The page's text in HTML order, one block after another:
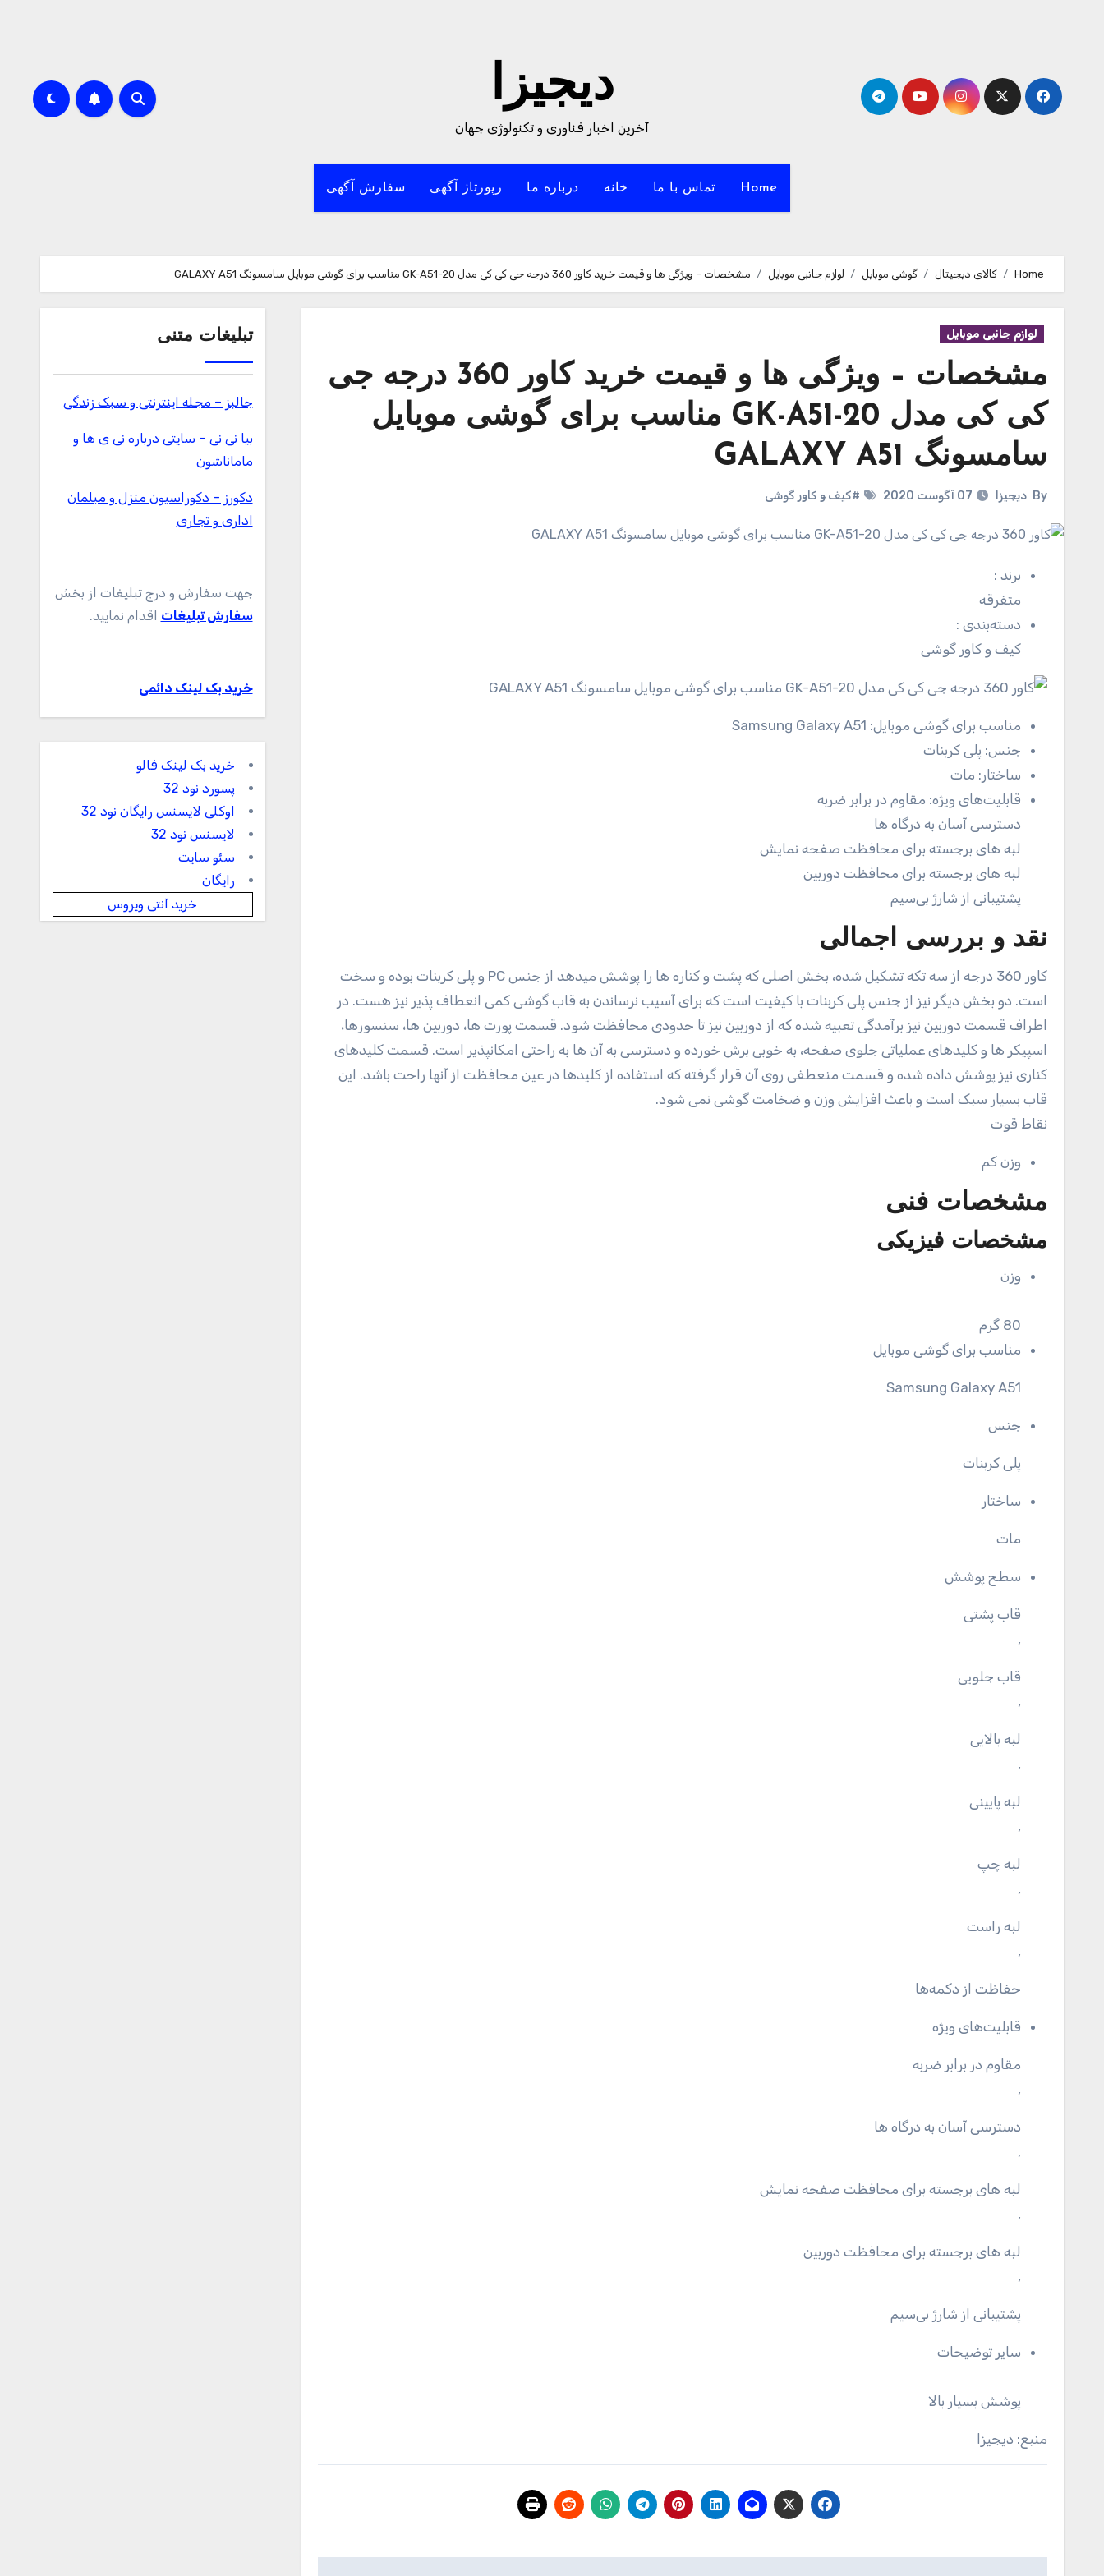
دیجیزا
آخرین اخبار فناوری و تکنولوژی جهان
Home تماس با ما خانه درباره ما رپورتاژ آگهی سفارش آگهی
Home کالای دیجیتال گوشی موبایل لوازم جانبی موبایل مشخصات – ویژگی ها و قیمت خرید کاور 360 درجه جی کی کی مدل GK-A51-20 مناسب برای گوشی موبایل سامسونگ GALAXY A51
لوازم جانبی موبایل
مشخصات – ویژگی ها و قیمت خرید کاور 360 درجه جی
کی کی مدل GK-A51-20 مناسب برای گوشی موبایل
سامسونگ GALAXY A51
By دیجیزا 07 آگوست 2020 #کیف و کاور گوشی
برند :
متفرقه
دسته‌بندی :
کیف و کاور گوشی
مناسب برای گوشی موبایل: Samsung Galaxy A51
جنس: پلی کربنات
ساختار: مات
قابلیت‌های ویژه: مقاوم در برابر ضربه
دسترسی آسان به درگاه ها
لبه های برجسته برای محافظت صفحه نمایش
لبه های برجسته برای محافظت دوربین
پشتیبانی از شارژ بی‌سیم
نقد و بررسی اجمالی
کاور 360 درجه از سه تکه تشکیل شده، بخش اصلی که پشت و کناره ها را پوشش میدهد از جنس PC و پلی کربنات بوده و سخت
است. دو بخش دیگر نیز از جنس پلی کربنات با کیفیت است که برای آسیب نرساندن به قاب گوشی کمی انعطاف پذیر نیز هست. در
اطراف قسمت دوربین نیز برآمدگی تعبیه شده که از دوربین نیز تا حدودی محافظت شود. قسمت پورت ها، دوربین ها، سنسورها،
اسپیکر ها و کلیدهای عملیاتی جلوی صفحه، به خوبی برش خورده و دسترسی به آن ها به راحتی امکانپذیر است. قسمت کلیدهای
کناری نیز پوشش داده شده و قسمت منعطفی روی آن قرار گرفته که استفاده از کلیدها در عین محافظت از آنها راحت باشد. این
قاب بسیار سبک است و باعث افزایش وزن و ضخامت گوشی نمی شود.
نقاط قوت
وزن کم
مشخصات فنی
مشخصات فیزیکی
وزن
80 گرم
مناسب برای گوشی موبایل
Samsung Galaxy A51
جنس
پلی کربنات
ساختار
مات
سطح پوشش
قاب پشتی
,
قاب جلویی
,
لبه بالایی
,
لبه پایینی
,
لبه چپ
,
لبه راست
,
حفاظت از دکمه‌ها
قابلیت‌های ویژه
مقاوم در برابر ضربه
,
دسترسی آسان به درگاه ها
,
لبه های برجسته برای محافظت صفحه نمایش
,
لبه های برجسته برای محافظت دوربین
,
پشتیبانی از شارژ بی‌سیم
سایر توضیحات
پوشش بسیار بالا
منبع: دیجیزا
تبلیغات متنی
جالبز – مجله اینترنتی و سبک زندگی
بیا نی نی – سایتی درباره نی ی ها و
ماماناشون
دکورز – دکوراسیون منزل و مبلمان
اداری و تجاری
جهت سفارش و درج تبلیغات از بخش
سفارش تبلیغات اقدام نمایید.
خرید بک لینک دائمی
خرید بک لینک فالو
پسورد نود 32
اوکلی لایسنس رایگان نود 32
لایسنس نود 32
سئو سایت
رایگان
خرید آنتی ویروس